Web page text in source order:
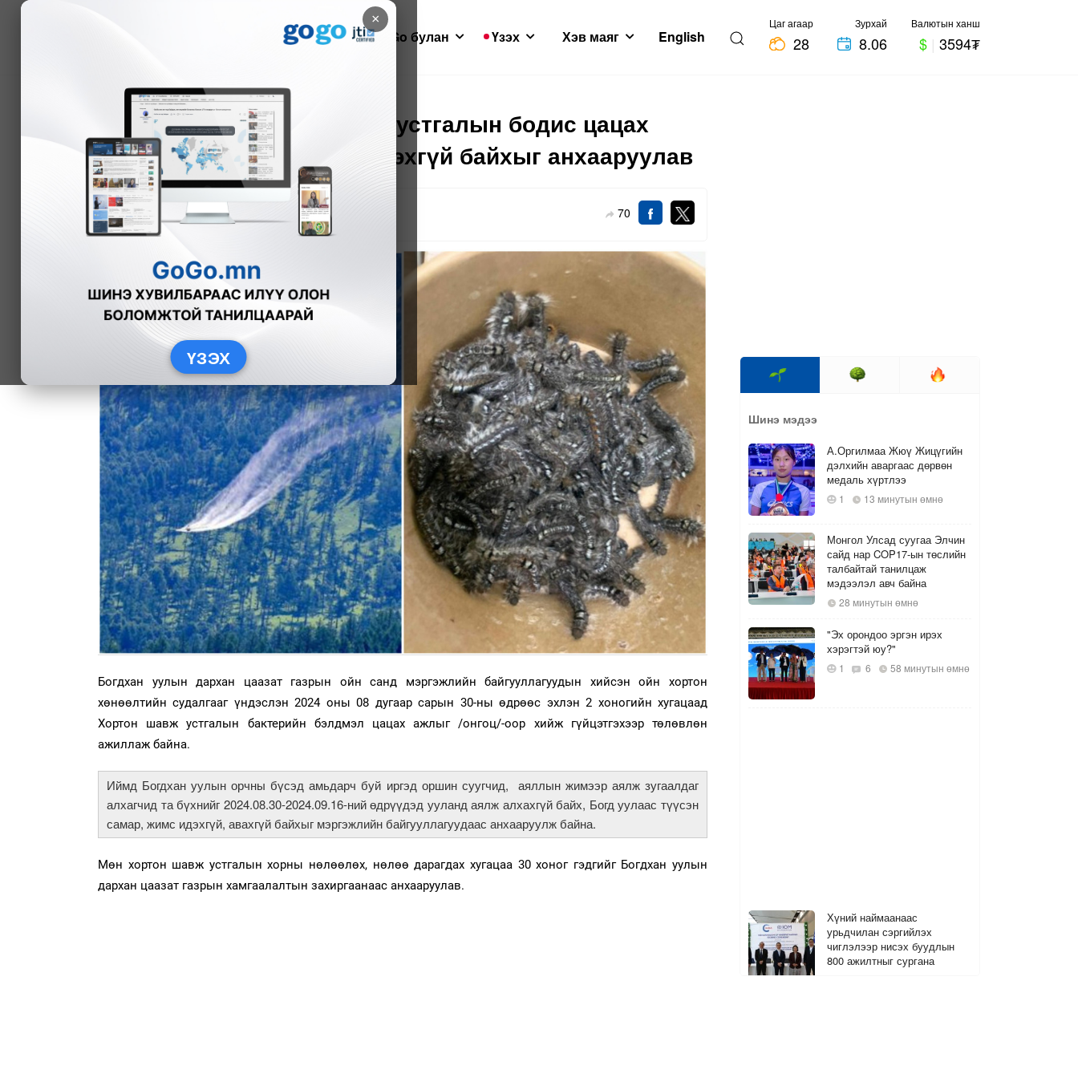
×
ҮЗЭХ
Мэдээ GoGo булан Үзэх Хэв маяг English
Цаг агаар
28
Зурхай
8.06
Валютын ханш
$ | 3594₮
Богд ууланд хортон шавж устгалын бодис цацах
учир жимс, самар түүж идэхгүй байхыг анхааруулав
Л.Амарцэцэг 2024-08-29 70
Богдхан уулын дархан цаазат газрын ойн санд мэргэжлийн байгууллагуудын хийсэн ойн хортон
хөнөөлтийн судалгааг үндэслэн 2024 оны 08 дугаар сарын 30-ны өдрөөс эхлэн 2 хоногийн хугацаад
Хортон шавж устгалын бактерийн бэлдмэл цацах ажлыг /онгоц/-оор хийж гүйцэтгэхээр төлөвлөн
ажиллаж байна.
Иймд Богдхан уулын орчны бүсэд амьдарч буй иргэд оршин суугчид, аяллын жимээр аялж зугаалдаг
алхагчид та бүхнийг 2024.08.30-2024.09.16-ний өдрүүдэд ууланд аялж алхахгүй байх, Богд уулаас түүсэн
самар, жимс идэхгүй, авахгүй байхыг мэргэжлийн байгууллагуудаас анхааруулж байна.
Мөн хортон шавж устгалын хорны нөлөөлөх, нөлөө дарагдах хугацаа 30 хоног гэдгийг Богдхан уулын
дархан цаазат газрын хамгаалалтын захиргаанаас анхааруулав.
Шинэ мэдээ
А.Оргилмаа Жюү Жицүгийн
дэлхийн аваргаас дөрвөн
медаль хүртлээ
1 13 минутын өмнө
Монгол Улсад суугаа Элчин
сайд нар COP17-ын төслийн
талбайтай танилцаж
мэдээлэл авч байна
28 минутын өмнө
"Эх орондоо эргэн ирэх
хэрэгтэй юу?"
1 6 58 минутын өмнө
Хүний наймаанаас
урьдчилан сэргийлэх
чиглэлээр нисэх буудлын
800 ажилтныг сургана